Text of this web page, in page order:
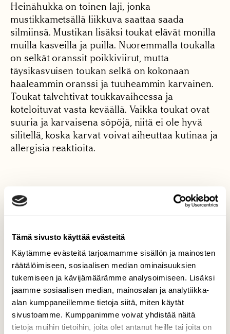
Tämä sivusto käyttää evästeitä
Käytämme evästeitä tarjoamamme sisällön ja mainosten
räätälöimiseen, sosiaalisen median ominaisuuksien
tukemiseen ja kävijämäärämme analysoimiseen. Lisäksi
jaamme sosiaalisen median, mainosalan ja analytiikka-
alan kumppaneillemme tietoja siitä, miten käytät
sivustoamme. Kumppanimme voivat yhdistää näitä
tietoja muihin tietoihin, joita olet antanut heille tai joita on
Heinähukka on toinen laji, jonka
mustikkametsällä liikkuva saattaa saada
silmiinsä. Mustikan lisäksi toukat elävät monilla
muilla kasveilla ja puilla. Nuoremmalla toukalla
on selkät oranssit poikkiviirut, mutta
täysikasvuisen toukan selkä on kokonaan
haaleammin oranssi ja tuuheammin karvainen.
Toukat talvehtivat toukkavaiheessa ja
koteloituvat vasta keväällä. Vaikka toukat ovat
suuria ja karvaisena söpöjä, niitä ei ole hyvä
silitellä, koska karvat voivat aiheuttaa kutinaa ja
allergisia reaktioita.
7. Syreenikiitäjä (